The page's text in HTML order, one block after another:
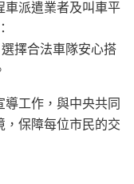
車派遣業者及叫車平
擇合法車隊安心搭
工作，與中央共同
，保障每位市民的交